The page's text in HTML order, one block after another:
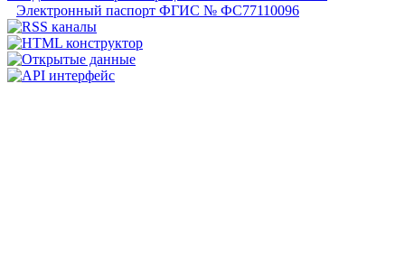
Электронный паспорт ФГИС № ФС77110096